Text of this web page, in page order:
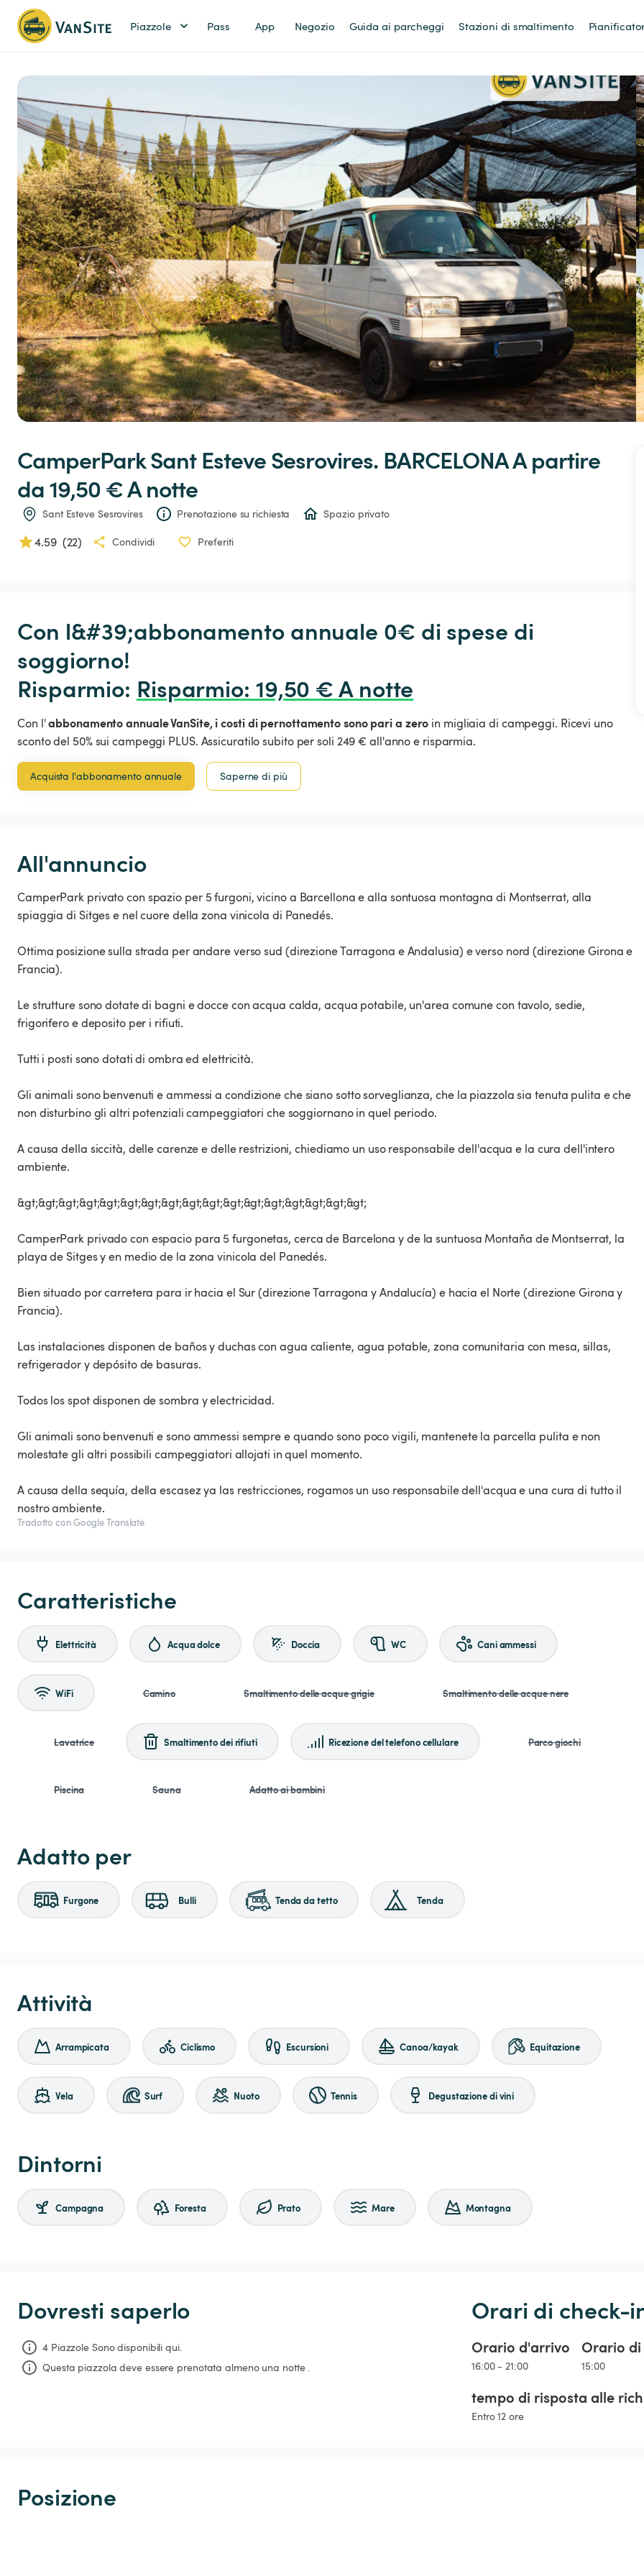
Piazzole Pass App Negozio Guida ai parcheggi Stazioni di smaltimento
CamperParkSant EsteveSesrovires. BARCELONA A partire
da 19,50 € A notte
Sant Esteve Sesrovires Prenotazione su richiesta Spazio privato
4.59 (22) Condividi Preferiti
Con l&#39;abbonamento annuale 0€ di spese di
soggiorno!
Risparmio: Risparmio: 19,50 € A notte
Con l'abbonamento annuale VanSite, i costi di pernottamento sono pari a zero in migliaia di campeggi. Ricevi uno
sconto del 50% sui campeggi PLUS. Assicuratilo subito per soli 249 € all'anno e risparmia.
Acquista l'abbonamento annuale Saperne di più
All'annuncio
CamperPark privato con spazio per 5 furgoni, vicino a Barcellona e alla sontuosa montagna di Montserrat, alla
spiaggia di Sitges e nel cuore della zona vinicola di Panedés.
Ottima posizione sulla strada per andare verso sud (direzione Tarragona e Andalusia) e verso nord (direzione Girona e
Francia).
Le strutture sono dotate di bagni e docce con acqua calda, acqua potabile, un'area comune con tavolo, sedie,
frigorifero e deposito per i rifiuti.
Tutti i posti sono dotati di ombra ed elettricità.
Gli animali sono benvenuti e ammessi a condizione che siano sotto sorveglianza, che la piazzola sia tenuta pulita e che
non disturbino gli altri potenziali campeggiatori che soggiornano in quel periodo.
A causa della siccità, delle carenze e delle restrizioni, chiediamo un uso responsabile dell'acqua e la cura dell'intero
ambiente.
&gt;&gt;&gt;&gt;&gt;&gt;&gt;&gt;&gt;&gt;&gt;&gt;&gt;&gt;&gt;&gt;&gt;
CamperPark privado con espacio para 5 furgonetas, cerca de Barcelona y de la suntuosa Montaña de Montserrat, la
playa de Sitges y en medio de la zona vinicola del Panedés.
Bien situado por carretera para ir hacia el Sur (direzione Tarragona y Andalucía) e hacia el Norte (direzione Girona y
Francia).
Las instalaciones disponen de baños y duchas con agua caliente, agua potable, zona comunitaria con mesa, sillas,
refrigerador y depósito de basuras.
Todos los spot disponen de sombra y electricidad.
Gli animali sono benvenuti e sono ammessi sempre e quando sono poco vigili, mantenete la parcella pulita e non
molestate gli altri possibili campeggiatori allojati in quel momento.
A causa della sequía, della escasez ya las restricciones, rogamos un uso responsabile dell'acqua e una cura di tutto il
nostro ambiente.
Tradotto con Google Translate
Caratteristiche
Elettricità Acqua dolce Doccia WC Cani ammessi
WiFi Camino Smaltimento delle acque grigie Smaltimento delle acque nere
Lavatrice Smaltimento dei rifiuti Ricezione del telefono cellulare Parco giochi
Piscina Sauna Adatto ai bambini
Adatto per
Furgone Bulli Tenda da tetto Tenda
Attività
Arrampicata Ciclismo Escursioni Canoa/kayak Equitazione
Vela Surf Nuoto Tennis Degustazione di vini
Dintorni
Campagna Foresta Prato Mare Montagna
Dovresti saperlo
4 Piazzole Sono disponibili qui.
Questa piazzola deve essere prenotata almeno una notte .
Orari di check-
Orario d'arrivo
16:00 - 21:00
Orario
15:00
tempo di risposta alle
Entro 12 ore
Posizione